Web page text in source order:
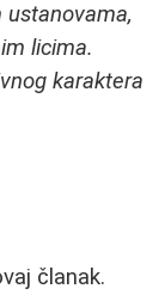
licima.
karaktera
članak.